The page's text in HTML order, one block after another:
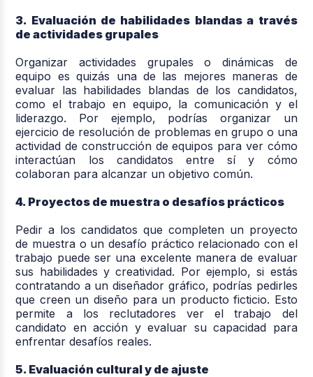
3. Evaluación de habilidades blandas a través
de actividades grupales
Organizar actividades grupales o dinámicas de
equipo es quizás una de las mejores maneras de
evaluar las habilidades blandas de los candidatos,
como el trabajo en equipo, la comunicación y el
liderazgo. Por ejemplo, podrías organizar un
ejercicio de resolución de problemas en grupo o una
actividad de construcción de equipos para ver cómo
interactúan los candidatos entre sí y cómo
colaboran para alcanzar un objetivo común.
4. Proyectos de muestra o desafíos prácticos
Pedir a los candidatos que completen un proyecto
de muestra o un desafío práctico relacionado con el
trabajo puede ser una excelente manera de evaluar
sus habilidades y creatividad. Por ejemplo, si estás
contratando a un diseñador gráfico, podrías pedirles
que creen un diseño para un producto ficticio. Esto
permite a los reclutadores ver el trabajo del
candidato en acción y evaluar su capacidad para
enfrentar desafíos reales.
5. Evaluación cultural y de ajuste